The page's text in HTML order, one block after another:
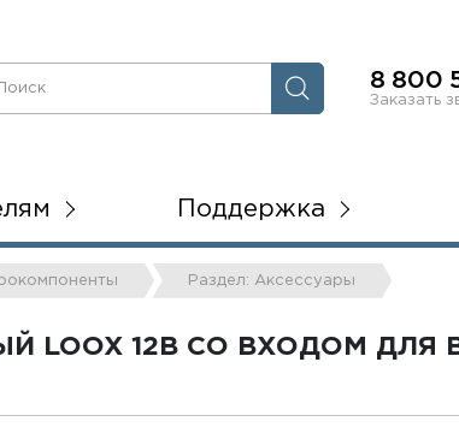
8 800
Заказать
Поддержка
Раздел: Аксессуары
LOOX 12В СО ВХОДОМ